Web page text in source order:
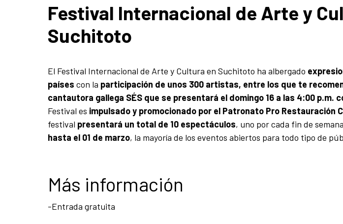
Festival Internacional de Arte y
Suchitoto
El Festival Internacional de Arte y Cultura en Suchitoto ha albergado
países con la participación de unos 300 artistas, entre los que te
cantautora gallega SÉS que se presentará el domingo 16 a las 4:00 p.m.
Festival es impulsado y promocionado por el Patronato Pro Restauración
festival presentará un total de 10 espectáculos, uno por cada fin de
hasta el 01 de marzo, la mayoría de los eventos abiertos para todo tipo de
Más información
-Entrada gratuita